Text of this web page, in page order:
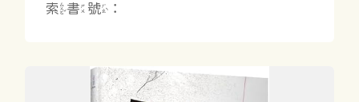
索書號：